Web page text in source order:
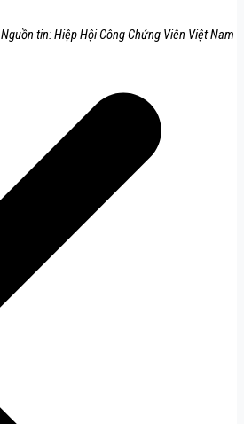
Nguồn tin: Hiệp Hội Công Chứng Viên Việt Nam